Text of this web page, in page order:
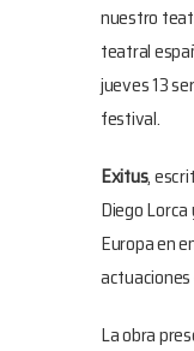
nuestro
teatral
jueves 13
festival.
Exitus,
Diego
Europa en
La obra